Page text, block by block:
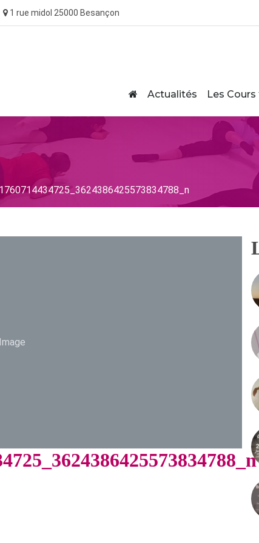
1 rue midol 25000 Besançon
Home
Actualités Les Cours
Image